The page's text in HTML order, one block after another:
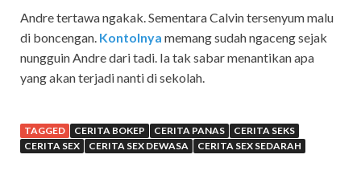
Andre tertawa ngakak. Sementara Calvin tersenyum malu
di boncengan. Kontolnya memang sudah ngaceng sejak
nungguin Andre dari tadi. Ia tak sabar menantikan apa
yang akan terjadi nanti di sekolah.
TAGGED CERITA BOKEP CERITA PANAS
CERITA SEKS
CERITA SEX
CERITA SEX DEWASA CERITA SEX SEDARAH